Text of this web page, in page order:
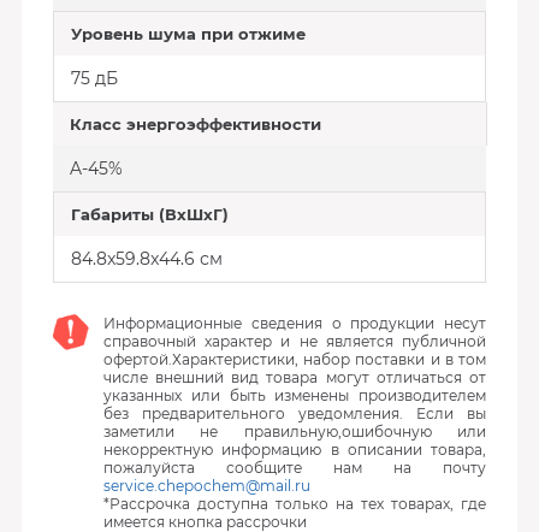
Уровень шума при отжиме
75 дБ
Класс энергоэффективности
A-45%
Габариты (ВхШхГ)
84.8x59.8x44.6 см
Информационные сведения о продукции несут
справочный характер и не является публичной
офертой.Характеристики, набор поставки и в том
числе внешний вид товара могут отличаться от
указанных или быть изменены производителем
без предварительного уведомления. Если вы
заметили не правильную,ошибочную или
некорректную информацию в описании товара,
пожалуйста сообщите нам на почту
service.chepochem@mail.ru
*Рассрочка доступна только на тех товарах, где
имеется кнопка рассрочки